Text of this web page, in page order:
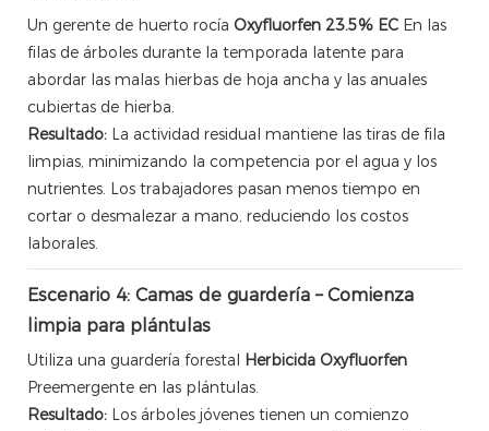
Un gerente de huerto rocía Oxyfluorfen 23.5% EC En las
filas de árboles durante la temporada latente para
abordar las malas hierbas de hoja ancha y las anuales
cubiertas de hierba.
Resultado: La actividad residual mantiene las tiras de fila
limpias, minimizando la competencia por el agua y los
nutrientes. Los trabajadores pasan menos tiempo en
cortar o desmalezar a mano, reduciendo los costos
laborales.
Escenario 4: Camas de guardería – Comienza
limpia para plántulas
Utiliza una guardería forestal Herbicida Oxyfluorfen
Preemergente en las plántulas.
Resultado: Los árboles jóvenes tienen un comienzo